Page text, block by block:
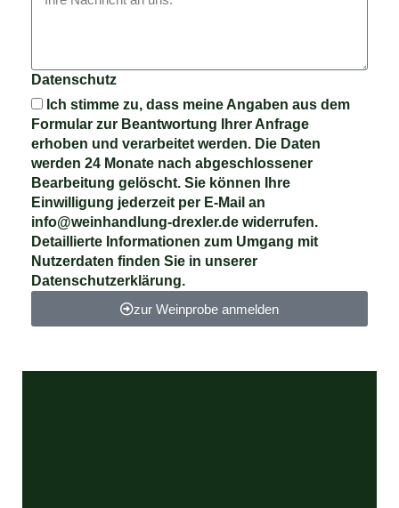
Datenschutz
Ich stimme zu, dass meine Angaben aus dem
Formular zur Beantwortung Ihrer Anfrage
erhoben und verarbeitet werden. Die Daten
werden 24 Monate nach abgeschlossener
Bearbeitung gelöscht. Sie können Ihre
Einwilligung jederzeit per E-Mail an
info@weinhandlung-drexler.de widerrufen.
Detaillierte Informationen zum Umgang mit
Nutzerdaten finden Sie in unserer
Datenschutzerklärung.
zur Weinprobe anmelden